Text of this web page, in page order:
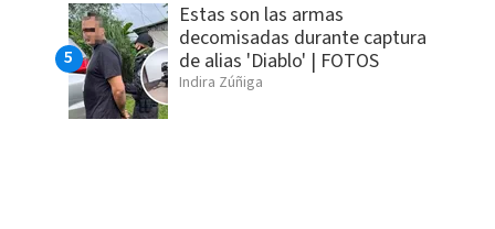
Estas son las armas
decomisadas durante captura
de alias 'Diablo' | FOTOS
Indira Zúñiga